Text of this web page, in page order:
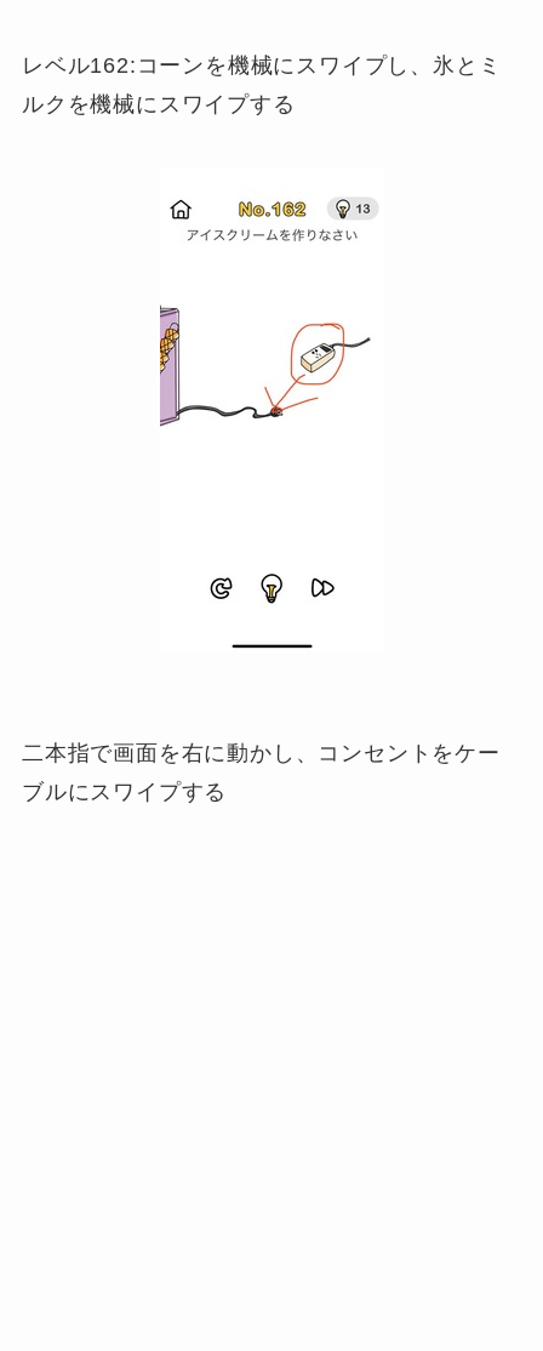
レベル162:コーンを機械にスワイプし、氷とミ
ルクを機械にスワイプする
二本指で画面を右に動かし、コンセントをケー
ブルにスワイプする